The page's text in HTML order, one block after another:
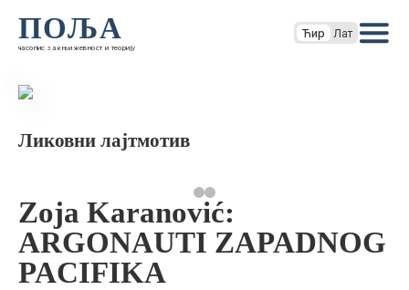
ПОЉА
часопис за књижевност и теорију
Ћир Лат
Ликовни лајтмотив
Zoja Karanović:
ARGONAUTI ZAPADNOG
PACIFIKA